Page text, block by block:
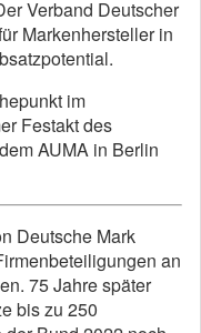
Verband Deutscher
Markenhersteller in
im
Festakt des
AUMA in Berlin
Deutsche Mark
an
75 Jahre später
bis zu 250